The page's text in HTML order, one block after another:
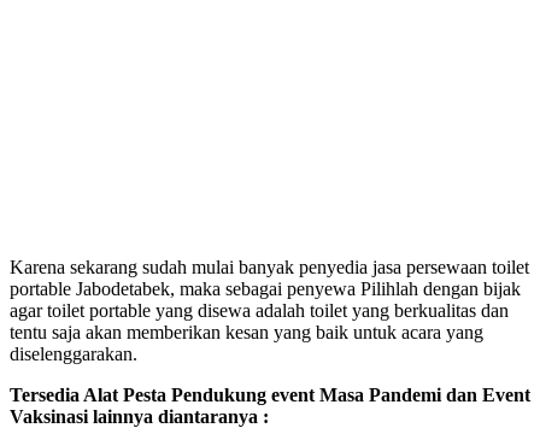
Karena sekarang sudah mulai banyak penyedia jasa persewaan toilet
portable Jabodetabek, maka sebagai penyewa Pilihlah dengan bijak
agar toilet portable yang disewa adalah toilet yang berkualitas dan
tentu saja akan memberikan kesan yang baik untuk acara yang
diselenggarakan.
Tersedia Alat Pesta Pendukung event Masa Pandemi dan Event
Vaksinasi lainnya diantaranya :